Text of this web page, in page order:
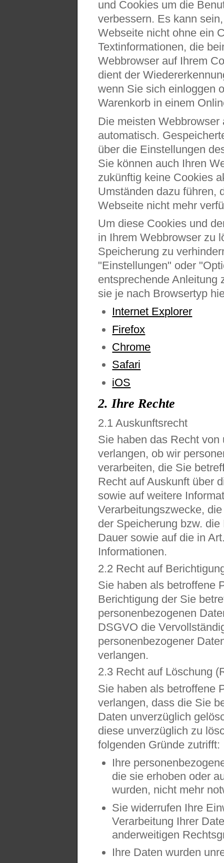
und Cookies um die
verbessern. Es kann
Webseite nicht ohne ein
Textinformationen, die
Webbrowser auf Ihrem
dient der
wenn Sie sich einloggen
Warenkorb in einem
Die meisten
automatisch.
über die Einstellungen
Sie können auch Ihren
zukünftig keine Cookies
Umständen dazu führen,
Webseite nicht mehr
Um diese Cookies und
in Ihrem Webbrowser zu
Speicherung zu
"Einstellungen" oder
entsprechende Anleitung
sie je nach Browsertyp
Internet Explorer
Firefox
Chrome
Safari
iOS
2. Ihre Rechte
2.1 Auskunftsrecht
Sie haben das Recht
verlangen, ob wir
verarbeiten, die Sie
Recht auf Auskunft über
sowie auf weitere
Verarbeitungszwecke,
der Speicherung bzw.
Dauer sowie auf die in
Informationen.
2.2 Recht auf
Sie haben als betroffene
Berichtigung der Sie
personenbezogenen
DSGVO die
personenbezogener
verlangen.
2.3 Recht auf Löschung
Sie haben als betroffene
verlangen, dass die Sie
Daten unverzüglich
diese unverzüglich zu
folgenden Gründe zutrifft:
Ihre
die sie erhoben oder
wurden, nicht mehr
Sie widerrufen Ihre
Verarbeitung Ihrer
anderweitigen
Ihre Daten wurden